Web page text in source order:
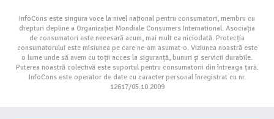
InfoCons este singura voce la nivel național pentru consumatori, membru cu
drepturi depline a Organizației Mondiale Consumers International. Asociația
de consumatori este necesară acum, mai mult ca niciodată. Protecția
consumatorului este misiunea pe care ne-am asumat-o. Viziunea noastră este
o lume unde să avem cu toții acces la siguranță, bunuri și servicii durabile.
Puterea noastră colectivă este suportul pentru consumatorii din întreaga țară.
InfoCons este operator de date cu caracter personal înregistrat cu nr.
12617/05.10.2009